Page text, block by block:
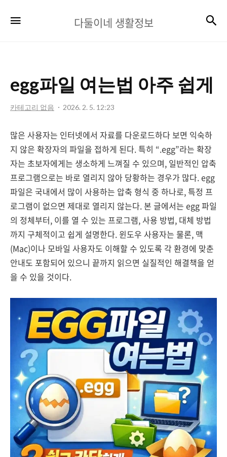
둘
생
활
보
다둘이네 생활정보
egg파일 여는법 아주 쉽게
카테고리 없음 2026. 2. 5. 12:23
많은 사용자는 인터넷에서 자료를 다운로드하다 보면 익숙하
지 않은 확장자의 파일을 접하게 된다. 특히 “.egg”라는 확장
자는 초보자에게는 생소하게 느껴질 수 있으며, 일반적인 압축
프로그램으로는 바로 열리지 않아 당황하는 경우가 많다. egg
파일은 국내에서 많이 사용하는 압축 형식 중 하나로, 특정 프
로그램이 없으면 제대로 열리지 않는다. 본 글에서는 egg 파일
의 정체부터, 이를 열 수 있는 프로그램, 사용 방법, 대체 방법
까지 구체적이고 쉽게 설명한다. 윈도우 사용자는 물론, 맥
(Mac)이나 모바일 사용자도 이해할 수 있도록 각 환경에 맞춘
안내도 포함되어 있으니 끝까지 읽으면 실질적인 해결책을 얻
을 수 있을 것이다.